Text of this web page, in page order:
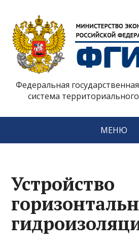
Федеральная
система
МЕНЮ
Устройство